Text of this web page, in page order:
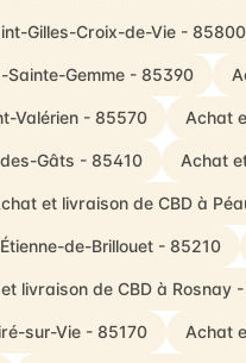
Gilles-Croix-de-Vie - 85800
Sainte-Gemme - 85390
Valérien - 85570 Achat
Gâts - 85410 Achat
et livraison de CBD à
de-Brillouet - 85210
livraison de CBD à Rosnay
sur-Vie - 85170 Achat